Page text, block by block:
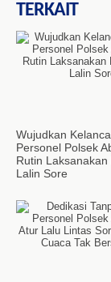
TERKAIT
Wujudkan
Personel Polsek
Rutin
Lalin Sore